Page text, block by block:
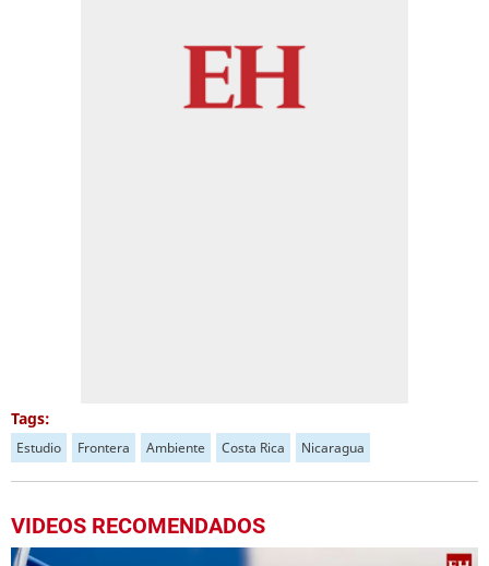
Tags:
Estudio Frontera Ambiente Costa Rica Nicaragua
VIDEOS RECOMENDADOS